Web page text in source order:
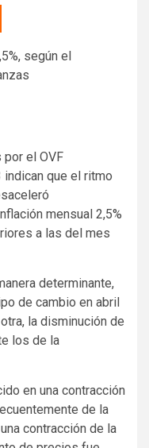
el OVF
que el ritmo
mensual 2,5%
a las del mes
determinante,
de cambio en abril
la disminución de
los de la
en una contracción
de la
contracción de la